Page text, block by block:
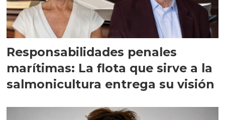
Responsabilidades penales
marítimas: La flota que sirve a la
salmonicultura entrega su visión